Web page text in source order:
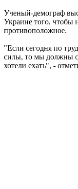
Ученый-демограф
Украине того, чтобы
противоположное.
"Если сегодня по
силы, то мы должны
хотели ехать", -